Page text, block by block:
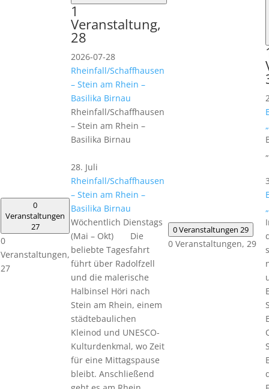
0
Veranstaltungen
27
0
Veranstaltungen,
27
1
Veranstaltung,
28
2026-07-28
Rheinfall/Schaffhausen
– Stein am Rhein –
Basilika Birnau
Rheinfall/Schaffhausen
– Stein am Rhein –
Basilika Birnau
28. Juli
Rheinfall/Schaffhausen
– Stein am Rhein –
Basilika Birnau
Wöchentlich Dienstags
(Mai – Okt) Die
beliebte Tagesfahrt
führt über Radolfzell
und die malerische
Halbinsel Höri nach
Stein am Rhein, einem
städtebaulichen
Kleinod und UNESCO-
Kulturdenkmal, wo Zeit
für eine Mittagspause
bleibt. Anschließend
0 Veranstaltungen 29
0 Veranstaltungen, 29